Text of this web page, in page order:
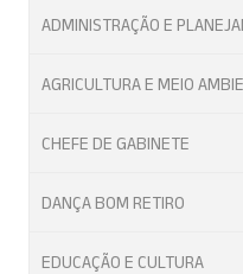
ADMINISTRAÇÃO E
AGRICULTURA E MEIO
CHEFE DE GABINETE
DANÇA BOM RETIRO
EDUCAÇÃO E CULTURA